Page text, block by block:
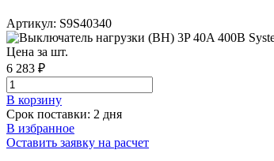
Артикул: S9S40340
Цена за шт.
6 283 ₽
В корзинy
Срок поставки: 2 дня
В избранное
Оставить заявку на расчет